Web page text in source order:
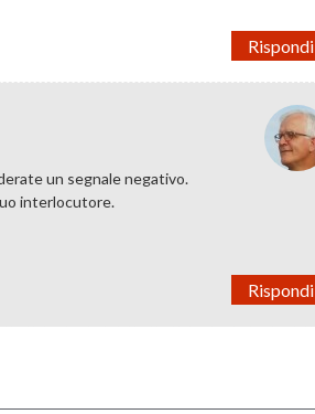
Rispondi
un segnale negativo.
interlocutore.
Rispondi